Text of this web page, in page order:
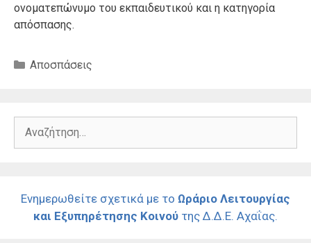
ονοματεπώνυμο του εκπαιδευτικού και η κατηγορία
απόσπασης.
Κατηγορίες
Αποσπάσεις
Αναζήτηση
Ενημερωθείτε σχετικά με το Ωράριο Λειτουργίας
και Εξυπηρέτησης Κοινού της Δ.Δ.Ε. Αχαΐας.